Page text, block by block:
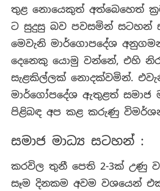
තුළ නොයෙකුත් අත්බෙහෙත්
ට සුදුසු බව පවසමින් සටහන්
මෙවැනි මාර්ගොපදේශ
දෙනෙකු යොමු වන්නේ, එහි
සැළකිල්ලක් නොදක්වමින්.
මාර්ගෝපදේශ ඇතුළත් සමාජ
පිළිබඳ අප කළ කරුණු
සමාජ මාධ්‍ය සටහන් :
කරවිල තුනී පෙති 2-3ක් උණු
සෑම දිනකම අවම වශයෙන්